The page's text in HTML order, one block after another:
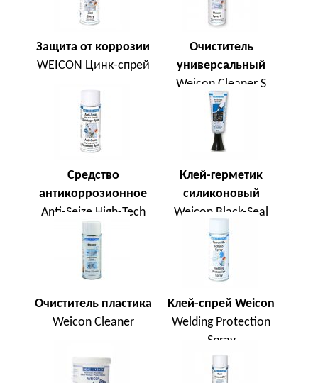
Защита от коррозии
WEICON Цинк-спрей
Очиститель
универсальный
Weicon Cleaner S
Средство
антикоррозионное
Anti-Seize High-Tech
Клей-герметик
силиконовый
Weicon Black-Seal
Очиститель пластика
Weicon Cleaner
Клей-спрей Weicon
Welding Protection
Spray